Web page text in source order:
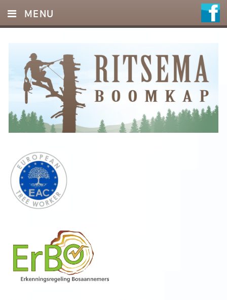
MENU
DIENSTEN
FOTO’S
REFERENTIES
OFFERTE
CONTACT